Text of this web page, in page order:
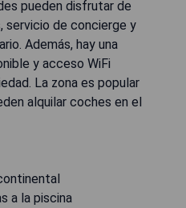
pueden disfrutar de
servicio de concierge y
Además, hay una
y acceso WiFi
La zona es popular
alquilar coches en el
a la piscina